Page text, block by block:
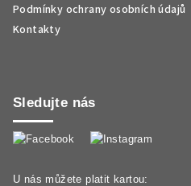
Podmínky ochrany osobních údajů
Kontakty
Sledujte nás
U nás můžete platit kartou: